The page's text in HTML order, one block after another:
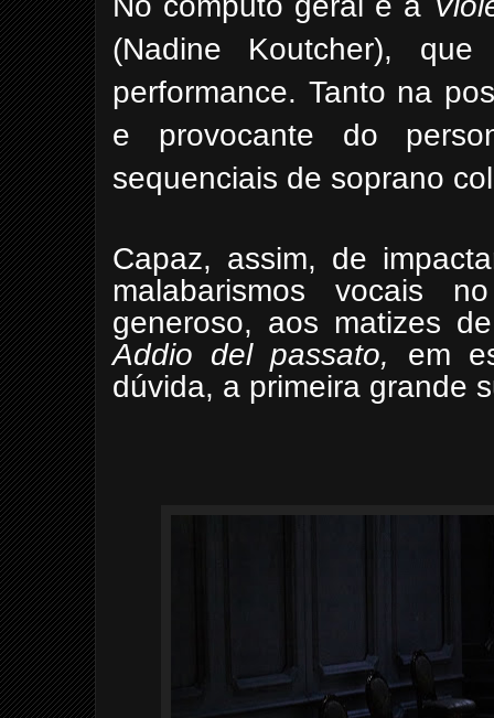
(Nadine Koutcher),
performance. Tanto na
e provocante do
sequenciais de soprano
Capaz, assim, de
malabarismos vocais
generoso, aos matizes
Addio del passato, em
dúvida, a primeira grande